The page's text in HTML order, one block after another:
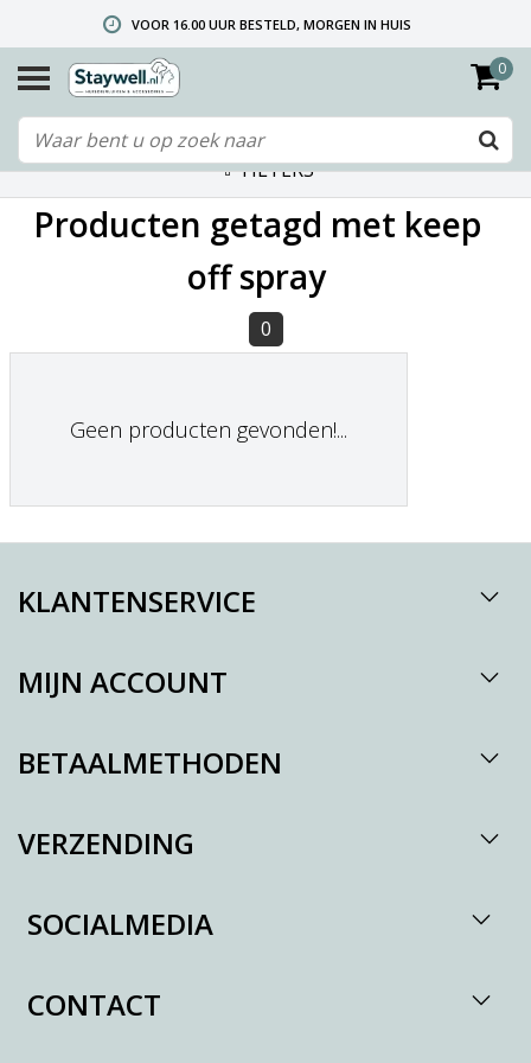
VOOR 16.00 UUR BESTELD, MORGEN IN HUIS
GRATIS VERZENDING VANAF € 40,- (ALLEEN NEDERLAND)
TELEFONISCHE HELPDESK 010 492 02 35 (LET OP: WIJ ZIJN NIET DE FABRIKANT! ZIE KLANTENSERVICE-INFO)
0
FILTERS
Producten getagd met keep
off spray
0
Geen producten gevonden!...
KLANTENSERVICE
MIJN ACCOUNT
BETAALMETHODEN
VERZENDING
SOCIALMEDIA
CONTACT